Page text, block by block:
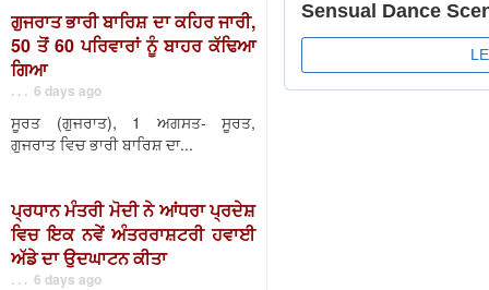
ਗੁਜਰਾਤ ਭਾਰੀ ਬਾਰਿਸ਼ ਦਾ ਕਹਿਰ ਜਾਰੀ,
50 ਤੋਂ 60 ਪਰਿਵਾਰਾਂ ਨੂੰ ਬਾਹਰ ਕੱਢਿਆ
ਗਿਆ
. . . 6 days ago
ਸੂਰਤ (ਗੁਜਰਾਤ), 1 ਅਗਸਤ- ਸੂਰਤ,
ਗੁਜਰਾਤ ਵਿਚ ਭਾਰੀ ਬਾਰਿਸ਼ ਦਾ...
ਪ੍ਰਧਾਨ ਮੰਤਰੀ ਮੋਦੀ ਨੇ ਆਂਧਰਾ ਪ੍ਰਦੇਸ਼
ਵਿਚ ਇਕ ਨਵੇਂ ਅੰਤਰਰਾਸ਼ਟਰੀ ਹਵਾਈ
ਅੱਡੇ ਦਾ ਉਦਘਾਟਨ ਕੀਤਾ
. . . 6 days ago